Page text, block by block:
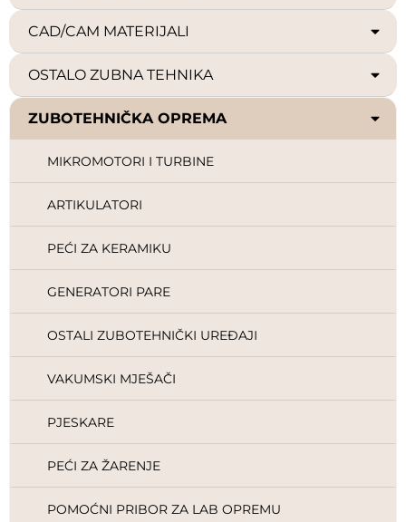
CAD/CAM MATERIJALI
OSTALO ZUBNA TEHNIKA
ZUBOTEHNIČKA OPREMA
MIKROMOTORI I TURBINE
ARTIKULATORI
PEĆI ZA KERAMIKU
GENERATORI PARE
OSTALI ZUBOTEHNIČKI UREĐAJI
VAKUMSKI MJEŠAČI
PJESKARE
PEĆI ZA ŽARENJE
POMOĆNI PRIBOR ZA LAB OPREMU